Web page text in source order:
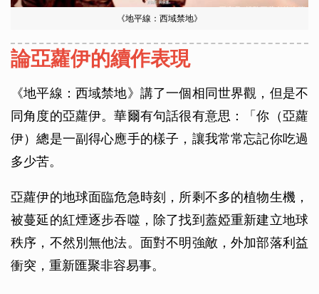
《地平線：西域禁地》
論亞蘿伊的續作表現
《地平線：西域禁地》講了一個相同世界觀，但是不
同角度的亞蘿伊。華爾有句話很有意思：「你（亞蘿
伊）總是一副得心應手的樣子，讓我常常忘記你吃過
多少苦。
亞蘿伊的地球面臨危急時刻，所剩不多的植物生機，
被蔓延的紅煙逐步吞噬，除了找到蓋婭重新建立地球
秩序，不然別無他法。面對不明強敵，外加部落利益
衝突，重新匯聚非容易事。